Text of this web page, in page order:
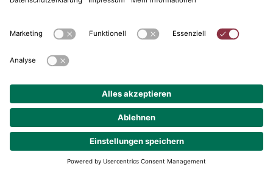
+49 (0) 7191 900 - 2202
© 2026 telent GmbH. Alle Rechte vorbehalten.
Datenschutz Impressum AGB Cookie-Einstellungen